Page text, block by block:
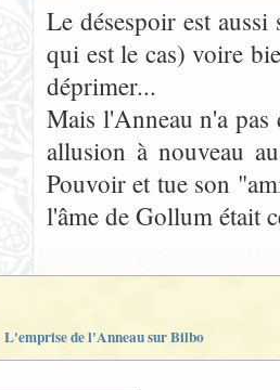
Le désespoir est
qui est le cas) voire
déprimer...
Mais l'Anneau n'a
allusion à nouveau
Pouvoir et tue son
l'âme de Gollum était
L'emprise de l'Anneau sur Bilbo